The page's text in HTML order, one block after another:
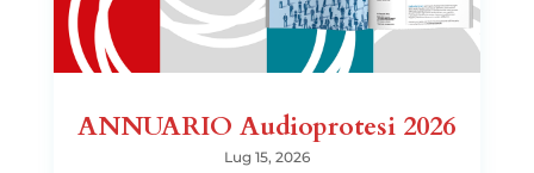
ANNUARIO Audioprotesi 2026
Lug 15, 2026